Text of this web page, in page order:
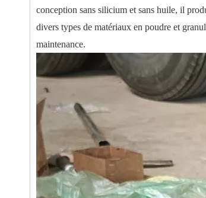
conception sans silicium et sans huile, il
divers types de matériaux en poudre et
maintenance.